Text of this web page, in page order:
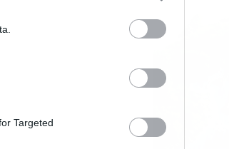
Targeted